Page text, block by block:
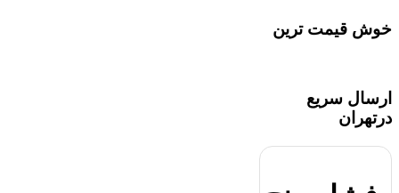
خوش قیمت ترین
ارسال سریع
درتهران